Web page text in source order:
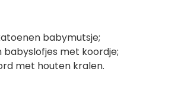
babymutsje;
babyslofjes met koordje;
met houten kralen.